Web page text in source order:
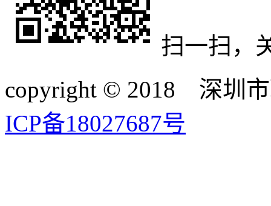
扫一扫，
copyright © 2018 深
ICP备18027687号